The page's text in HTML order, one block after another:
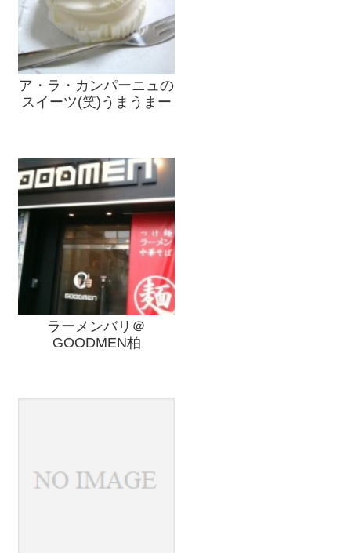
ア・ラ・カンパーニュの
スイーツ(笑)うまうまー
ラーメンバリ＠
GOODMEN柏